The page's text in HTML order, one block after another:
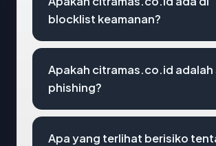
blocklist keamanan?
Apakah citramas.co.id adalah
phishing?
Apa yang terlihat berisiko